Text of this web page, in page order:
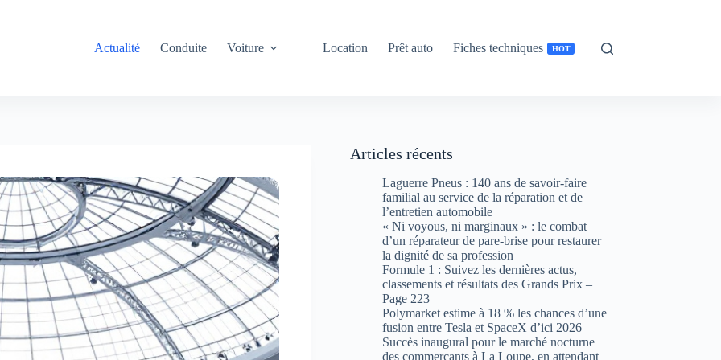
Actualité Conduite Voiture Location Prêt auto Fiches techniques HOT
Articles récents
Laguerre Pneus : 140 ans de savoir-faire
familial au service de la réparation et de
l’entretien automobile
« Ni voyous, ni marginaux » : le combat
d’un réparateur de pare-brise pour restaurer
la dignité de sa profession
Formule 1 : Suivez les dernières actus,
classements et résultats des Grands Prix –
Page 223
Polymarket estime à 18 % les chances d’une
fusion entre Tesla et SpaceX d’ici 2026
Succès inaugural pour le marché nocturne
des commerçants à La Loupe, en attendant